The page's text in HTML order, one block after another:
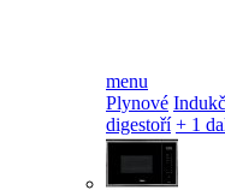
menu
Plynové
digestoří + 1